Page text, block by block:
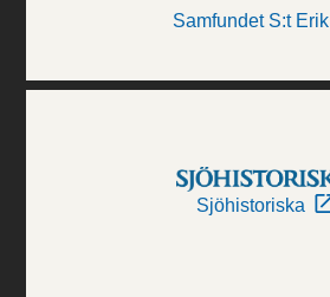
Samfundet S:t Erik
Sjöhistoriska